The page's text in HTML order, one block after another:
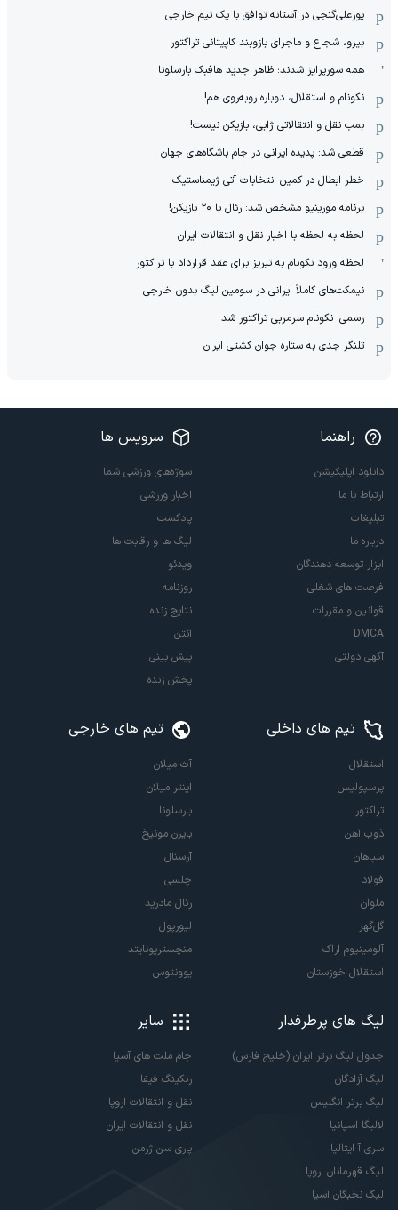
پورعلی‌گنجی در آستانه توافق با یک تیم خارجی
بیرو، شجاع و ماجرای بازوبند کاپیتانی تراکتور
همه سورپرایز شدند؛ ظاهر جدید هافبک بارسلونا
نکونام و استقلال، دوباره روبه‌روی هم!
بمب نقل و انتقالاتی ژابی، بازیکن نیست!
قطعی شد: پدیده ایرانی در جام باشگاه‌های جهان
خطر ابطال در کمین انتخابات آتی ژیمناستیک
برنامه مورینیو مشخص شد: رئال با ۲۰ بازیکن!
لحظه به لحظه با اخبار نقل و انتقالات ایران
لحظه ورود نکونام به تبریز برای عقد قرارداد با تراکتور
نیمکت‌های کاملاً ایرانی در سومین لیگ بدون خارجی
رسمی: نکونام سرمربی تراکتور شد
تلنگر جدی به ستاره جوان کشتی ایران
راهنما
دانلود اپلیکیشن
ارتباط با ما
تبلیغات
درباره ما
ابزار توسعه دهندگان
فرصت های شغلی
قوانین و مقررات
DMCA
آگهی دولتی
سرویس ها
سوژه‌های ورزشی شما
اخبار ورزشی
پادکست
لیگ ها و رقابت ها
ویدئو
روزنامه
نتایج زنده
آنتن
پیش بینی
پخش زنده
تیم های داخلی
استقلال
پرسپولیس
تراکتور
ذوب آهن
سپاهان
فولاد
ملوان
گل‌گهر
آلومینیوم اراک
استقلال خوزستان
تیم های خارجی
آث میلان
اینتر میلان
بارسلونا
بایرن مونیخ
آرسنال
چلسی
رئال مادرید
لیورپول
منچستریونایتد
یوونتوس
لیگ های پرطرفدار
جدول لیگ برتر ایران (خلیج فارس)
لیگ آزادگان
لیگ برتر انگلیس
لالیگا اسپانیا
سری آ ایتالیا
لیگ قهرمانان اروپا
لیگ نخبگان آسیا
سایر
جام ملت های آسیا
رنکینگ فیفا
نقل و انتقالات اروپا
نقل و انتقالات ایران
پاری سن ژرمن